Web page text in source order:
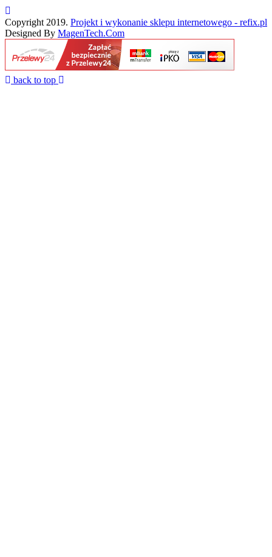
Copyright 2019. Projekt i wykonanie sklepu internetowego - refix.pl
Designed By MagenTech.Com
back to top